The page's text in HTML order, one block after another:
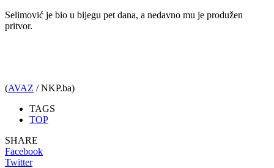
Selimović je bio u bijegu pet dana, a nedavno mu je produžen
pritvor.
(AVAZ / NKP.ba)
TAGS
TOP
SHARE
Facebook
Twitter